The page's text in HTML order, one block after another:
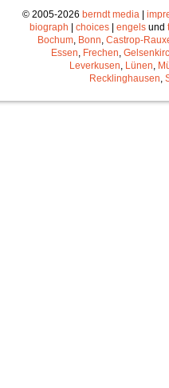
© 2005-2026 berndt media |
biograph | choices | engels und
Bochum Bonn Castrop-
Essen Frechen
Leverkusen Lünen
Recklinghausen